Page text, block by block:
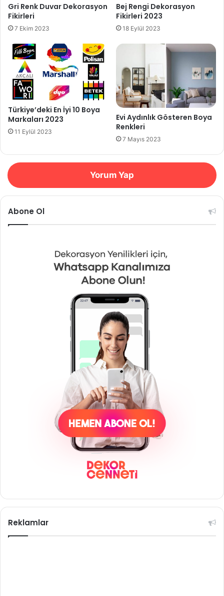
Gri Renk Duvar Dekorasyon
Fikirleri
7 Ekim 2023
Bej Rengi Dekorasyon
Fikirleri 2023
18 Eylül 2023
Türkiye’deki En İyi 10 Boya
Markaları 2023
11 Eylül 2023
Evi Aydınlık Gösteren Boya
Renkleri
7 Mayıs 2023
Yorum Yap
Abone Ol
Reklamlar